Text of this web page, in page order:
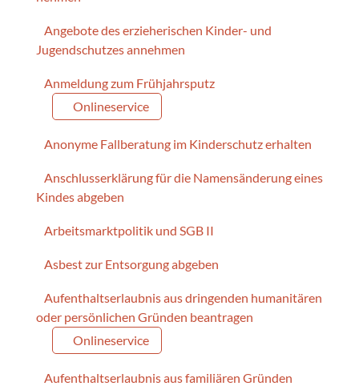
Angebote des erzieherischen Kinder- und
Jugendschutzes annehmen
Anmeldung zum Frühjahrsputz
Onlineservice
Anonyme Fallberatung im Kinderschutz erhalten
Anschlusserklärung für die Namensänderung eines
Kindes abgeben
Arbeitsmarktpolitik und SGB II
Asbest zur Entsorgung abgeben
Aufenthaltserlaubnis aus dringenden humanitären
oder persönlichen Gründen beantragen
Onlineservice
Aufenthaltserlaubnis aus familiären Gründen